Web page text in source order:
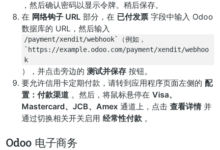
，然后确认密码以显示令牌。稍后保存。
在 网络钩子 URL 部分，在 已付发票 字段中输入 Odoo
数据库的 URL，然后输入
/payment/xendit/webhook`（例如，
`https://example.odoo.com/payment/xendit/webhoo
k
），并点击旁边的 测试并保存 按钮。
要允许信用卡定期付款，请转到应用程序页面左侧的 配
置：付款渠道 。然后，将鼠标悬停在 Visa、
Mastercard、JCB、Amex 通道上，点击 查看详情并
通过切换相关开关启用 经常性付款 。
Odoo 电子商务